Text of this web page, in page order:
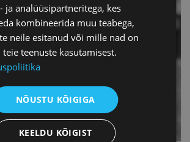
ja analüüsipartneritega, kes
kombineerida muu teabega,
neile esitanud või mille nad on
teenuste kasutamisest.
NÕUSTU KÕIGIGA
KEELDU KÕIGIST